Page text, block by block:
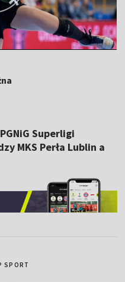
Superligi
MKS Perła Lublin a
SPORT